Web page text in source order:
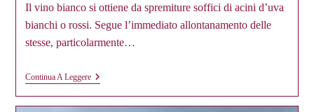
Il vino bianco si ottiene da spremiture soffici di acini d’uva
bianchi o rossi. Segue l’immediato allontanamento delle
stesse, particolarmente…
Continua A LeggereVino